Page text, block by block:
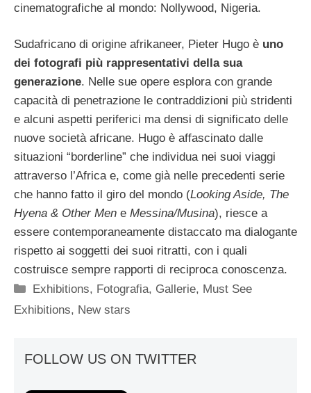
cinematografiche al mondo: Nollywood, Nigeria.
Sudafricano di origine afrikaneer, Pieter Hugo è uno
dei fotografi più rappresentativi della sua
generazione. Nelle sue opere esplora con grande
capacità di penetrazione le contraddizioni più stridenti
e alcuni aspetti periferici ma densi di significato delle
nuove società africane. Hugo è affascinato dalle
situazioni “borderline” che individua nei suoi viaggi
attraverso l’Africa e, come già nelle precedenti serie
che hanno fatto il giro del mondo (Looking Aside, The
Hyena & Other Men e Messina/Musina), riesce a
essere contemporaneamente distaccato ma dialogante
rispetto ai soggetti dei suoi ritratti, con i quali
costruisce sempre rapporti di reciproca conoscenza.
Categorie
Exhibitions, Fotografia, Gallerie, Must See
Exhibitions, New stars
FOLLOW US ON TWITTER